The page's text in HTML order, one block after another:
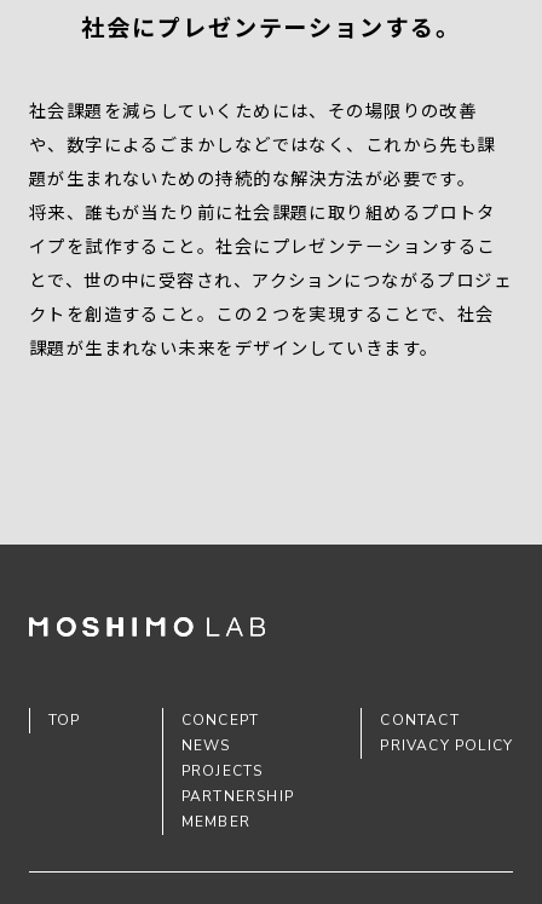
社会にプレゼンテーションする。
社会課題を減らしていくためには、その場限りの改善
や、数字によるごまかしなどではなく、これから先も課
題が生まれないための持続的な解決方法が必要です。
将来、誰もが当たり前に社会課題に取り組めるプロトタ
イプを試作すること。社会にプレゼンテーションするこ
とで、世の中に受容され、アクションにつながるプロジェ
クトを創造すること。この２つを実現することで、社会
課題が生まれない未来をデザインしていきます。
TOP
CONCEPT
NEWS
PROJECTS
PARTNERSHIP
MEMBER
CONTACT
PRIVACY POLICY